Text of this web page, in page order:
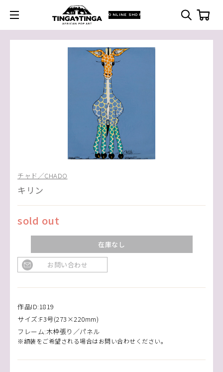
ONLINE SHOP
チャド／CHADO
キリン
sold out
在庫なし
お問い合わせ
作品ID:1819
サイズ:F3号(273×220mm)
フレーム:木枠張り／パネル
※額装をご希望される場合はお問い合わせください。